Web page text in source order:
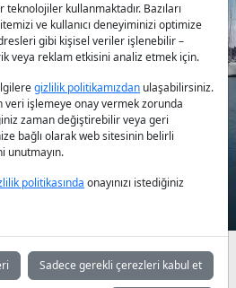
Next
günlük fiyatlar
kullanmaktadır. Bazıları
ve kullanıcı deneyiminizi optimize
gibi kişisel veriler işlenebilir –
veya reklam etkisini analiz etmek için.
gizlilik politikamızdan ulaşabilirsiniz.
işlemeye onay vermek zorunda
zaman değiştirebilir veya geri
bağlı olarak web sitesinin belirli
unutmayın.
politikasında onayınızı istediğiniz
Sadece gerekli çerezleri kabul et